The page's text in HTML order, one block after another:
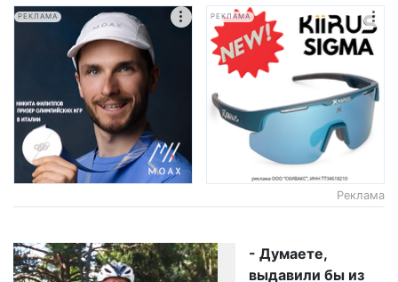
РЕКЛАМА РЕКЛАМА
Реклама
- Думаете,
выдавили бы из